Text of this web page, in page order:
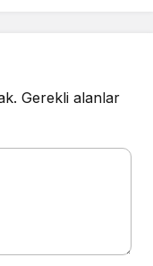
Gerekli alanlar